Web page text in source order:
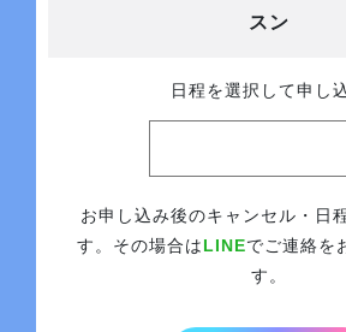
スン
日程を選択して申し
お申し込み後のキャンセル・日
す。その場合はLINEでご連絡を
す。